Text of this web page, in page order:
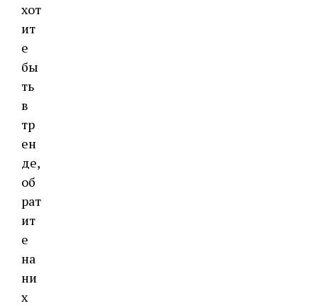
хот
ит
е
бы
ть
в
тр
ен
де,
об
рат
ит
е
на
ни
х